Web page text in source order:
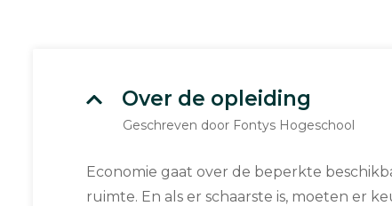
Over de opleiding
Geschreven door Fontys Hogeschool
Economie gaat over de beperkte
ruimte. En als er schaarste is, moeten er